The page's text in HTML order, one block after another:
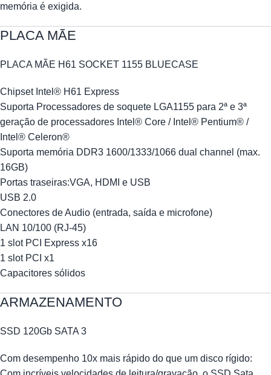
memória é exigida.
PLACA MÃE
PLACA MÃE H61 SOCKET 1155 BLUECASE
Chipset Intel® H61 Express
Suporta Processadores de soquete LGA1155 para 2ª e 3ª
geração de processadores Intel® Core / Intel® Pentium® /
Intel® Celeron®
Suporta memória DDR3 1600/1333/1066 dual channel (max.
16GB)
Portas traseiras:VGA, HDMI e USB
USB 2.0
Conectores de Audio (entrada, saída e microfone)
LAN 10/100 (RJ-45)
1 slot PCI Express x16
1 slot PCI x1
Capacitores sólidos
ARMAZENAMENTO
SSD 120Gb SATA 3
Com desempenho 10x mais rápido do que um disco rígido: